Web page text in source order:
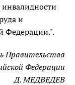
и
Федерации.".
Правительства
Федерации
Д. МЕДВЕДЕВ